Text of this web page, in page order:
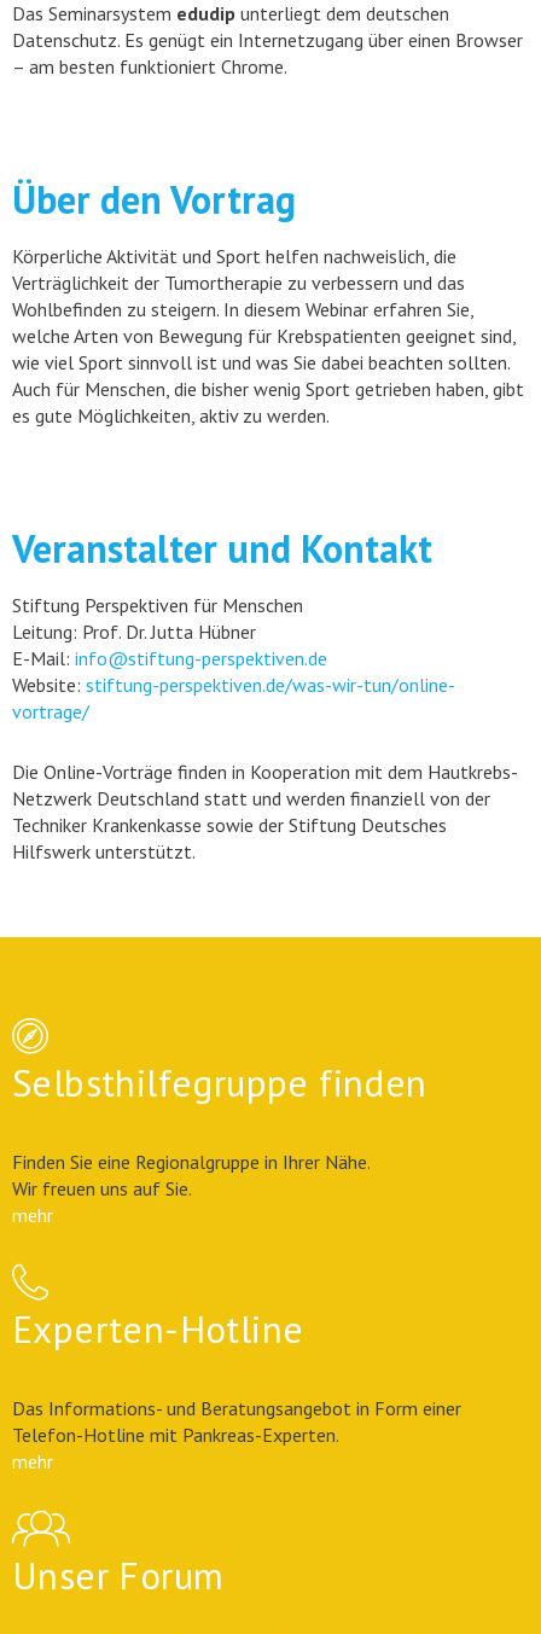
Das Seminarsystem edudip unterliegt dem deutschen
Datenschutz. Es genügt ein Internetzugang über einen Browser
– am besten funktioniert Chrome.
Über den Vortrag
Körperliche Aktivität und Sport helfen nachweislich, die
Verträglichkeit der Tumortherapie zu verbessern und das
Wohlbefinden zu steigern. In diesem Webinar erfahren Sie,
welche Arten von Bewegung für Krebspatienten geeignet sind,
wie viel Sport sinnvoll ist und was Sie dabei beachten sollten.
Auch für Menschen, die bisher wenig Sport getrieben haben, gibt
es gute Möglichkeiten, aktiv zu werden.
Veranstalter und Kontakt
Stiftung Perspektiven für Menschen
Leitung: Prof. Dr. Jutta Hübner
E-Mail: info@stiftung-perspektiven.de
Website: stiftung-perspektiven.de/was-wir-tun/online-
vortrage/
Die Online-Vorträge finden in Kooperation mit dem Hautkrebs-
Netzwerk Deutschland statt und werden finanziell von der
Techniker Krankenkasse sowie der Stiftung Deutsches
Hilfswerk unterstützt.
Selbsthilfegruppe finden
Finden Sie eine Regionalgruppe in Ihrer Nähe.
Wir freuen uns auf Sie.
mehr
Experten-Hotline
Das Informations- und Beratungsangebot in Form einer
Telefon-Hotline mit Pankreas-Experten.
mehr
Unser Forum